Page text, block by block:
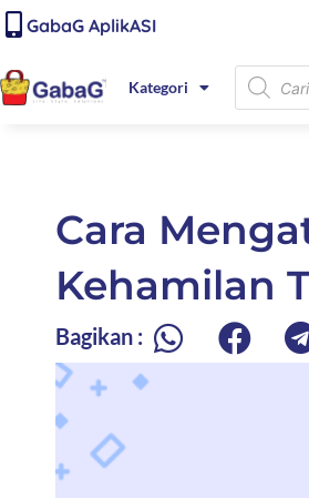
content
Lewati
ke
konten
GabaG AplikASI
Kategori
Products
search
Cara
Kehamilan
Bagikan :